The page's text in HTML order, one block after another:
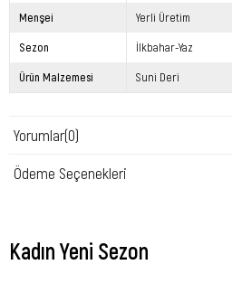
Menşei Yerli Üretim
Sezon İlkbahar-Yaz
Ürün Malzemesi Suni Deri
Yorumlar(0)
Ödeme Seçenekleri
Kadın Yeni Sezon